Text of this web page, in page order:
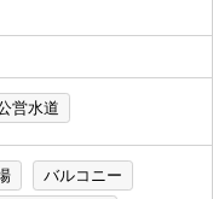
営水道
バルコニー